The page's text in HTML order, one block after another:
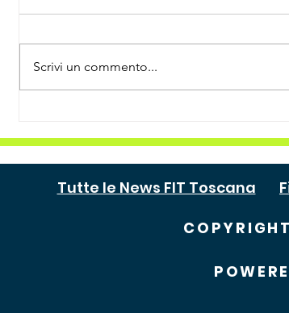
𝗜𝗜𝗜 𝗖𝗔𝗧𝗘𝗚𝗢𝗥𝗜𝗔!
Scrivi un commento...
Tutte le News FIT Toscana